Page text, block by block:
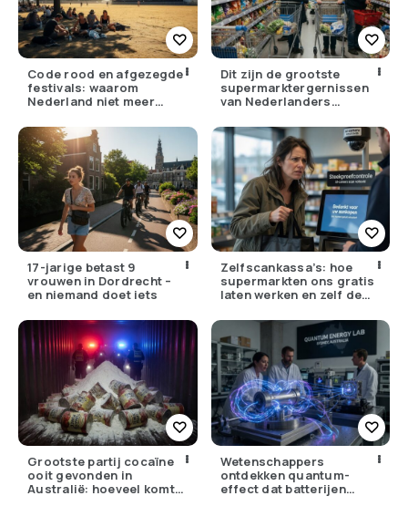
Code rood en afgezegde
festivals: waarom
Nederland niet meer
Dit zijn de grootste
supermarktergernissen
van Nederlanders
17-jarige betast 9
vrouwen in Dordrecht –
en niemand doet iets
Zelfscankassa’s: hoe
supermarkten ons gratis
laten werken en zelf de
Grootste partij cocaïne
ooit gevonden in
Australië: hoeveel komt
Wetenschappers
ontdekken quantum-
effect dat batterijen